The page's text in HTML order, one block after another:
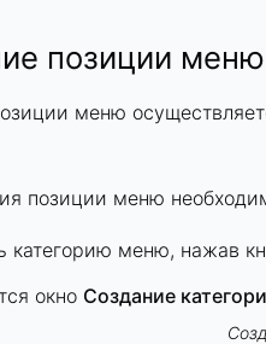
позиции меню
меню
позиции меню
категорию меню, нажав
окно Создание